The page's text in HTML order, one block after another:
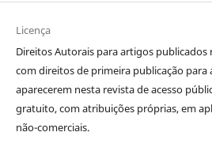
Licença
Direitos Autorais para artigos
com direitos de primeira publicação para
aparecerem nesta revista de acesso
gratuito, com atribuições próprias, em
não-comerciais.